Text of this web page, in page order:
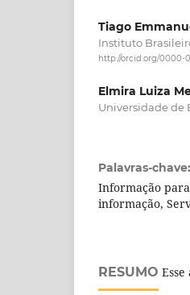
Tiago
Instituto
http://orcid.org/0000-
Elmira Luiza
Universidade de
Palavras-chave:
Informação
informação,
RESUMO